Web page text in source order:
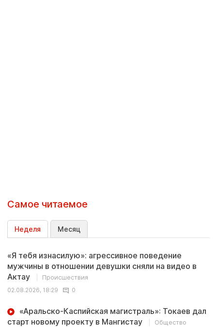
Самое читаемое
Неделя Месяц
«Я тебя изнасилую»: агрессивное поведение
мужчины в отношении девушки сняли на видео в
Актау
Происшествия
02.08.2026, 18:29
0
«Аральско-Каспийская магистраль»: Токаев дал
старт новому проекту в Мангистау
Общество